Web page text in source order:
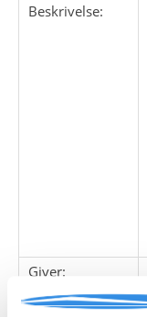
Beskrivelse:
Giver:
Accessionsdato: